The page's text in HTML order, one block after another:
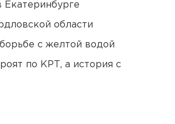
Екатеринбурге
области
с желтой водой
по КРТ, а история с